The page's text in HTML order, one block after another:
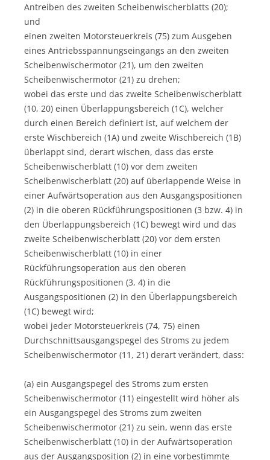
Antreiben des zweiten Scheibenwischerblatts (20);
und
einen zweiten Motorsteuerkreis (75) zum Ausgeben
eines Antriebsspannungseingangs an den zweiten
Scheibenwischermotor (21), um den zweiten
Scheibenwischermotor (21) zu drehen;
wobei das erste und das zweite Scheibenwischerblatt
(10, 20) einen Überlappungsbereich (1C), welcher
durch einen Bereich definiert ist, auf welchem der
erste Wischbereich (1A) und zweite Wischbereich (1B)
überlappt sind, derart wischen, dass das erste
Scheibenwischerblatt (10) vor dem zweiten
Scheibenwischerblatt (20) auf überlappende Weise in
einer Aufwärtsoperation aus den Ausgangspositionen
(2) in die oberen Rückführungspositionen (3 bzw. 4) in
den Überlappungsbereich (1C) bewegt wird und das
zweite Scheibenwischerblatt (20) vor dem ersten
Scheibenwischerblatt (10) in einer
Rückführungsoperation aus den oberen
Rückführungspositionen (3, 4) in die
Ausgangspositionen (2) in den Überlappungsbereich
(1C) bewegt wird;
wobei jeder Motorsteuerkreis (74, 75) einen
Durchschnittsausgangspegel des Stroms zu jedem
Scheibenwischermotor (11, 21) derart verändert, dass:
(a) ein Ausgangspegel des Stroms zum ersten
Scheibenwischermotor (11) eingestellt wird höher als
ein Ausgangspegel des Stroms zum zweiten
Scheibenwischermotor (21) zu sein, wenn das erste
Scheibenwischerblatt (10) in der Aufwärtsoperation
aus der Ausgangsposition (2) in eine vorbestimmte